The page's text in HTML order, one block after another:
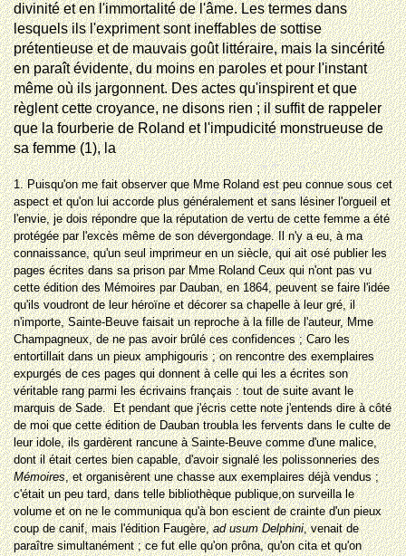
divinité et en l'immortalité de l'âme. Les termes dans
lesquels ils l'expriment sont ineffables de sottise
prétentieuse et de mauvais goût littéraire, mais la sincérité
en paraît évidente, du moins en paroles et pour l'instant
même où ils jargonnent. Des actes qu'inspirent et que
règlent cette croyance, ne disons rien ; il suffit de rappeler
que la fourberie de Roland et l'impudicité monstrueuse de
sa femme (1), la
1. Puisqu'on me fait observer que Mme Roland est peu connue sous cet
aspect et qu'on lui accorde plus généralement et sans lésiner l'orgueil et
l'envie, je dois répondre que la réputation de vertu de cette femme a été
protégée par l'excès même de son dévergondage. Il n'y a eu, à ma
connaissance, qu'un seul imprimeur en un siècle, qui ait osé publier les
pages écrites dans sa prison par Mme Roland Ceux qui n'ont pas vu
cette édition des Mémoires par Dauban, en 1864, peuvent se faire l'idée
qu'ils voudront de leur héroïne et décorer sa chapelle à leur gré, il
n'importe, Sainte-Beuve faisait un reproche à la fille de l'auteur, Mme
Champagneux, de ne pas avoir brûlé ces confidences ; Caro les
entortillait dans un pieux amphigouris ; on rencontre des exemplaires
expurgés de ces pages qui donnent à celle qui les a écrites son
véritable rang parmi les écrivains français : tout de suite avant le
marquis de Sade.  Et pendant que j'écris cette note j'entends dire à côté
de moi que cette édition de Dauban troubla les fervents dans le culte de
leur idole, ils gardèrent rancune à Sainte-Beuve comme d'une malice,
dont il était certes bien capable, d'avoir signalé les polissonneries des
Mémoires, et organisèrent une chasse aux exemplaires déjà vendus ;
c'était un peu tard, dans telle bibliothèque publique,on surveilla le
volume et on ne le communiqua qu'à bon escient de crainte d'un pieux
coup de canif, mais l'édition Faugère,ad usum Delphini, venait de
paraître simultanément ; ce fut elle qu'on prôna, qu'on cita et qu'on